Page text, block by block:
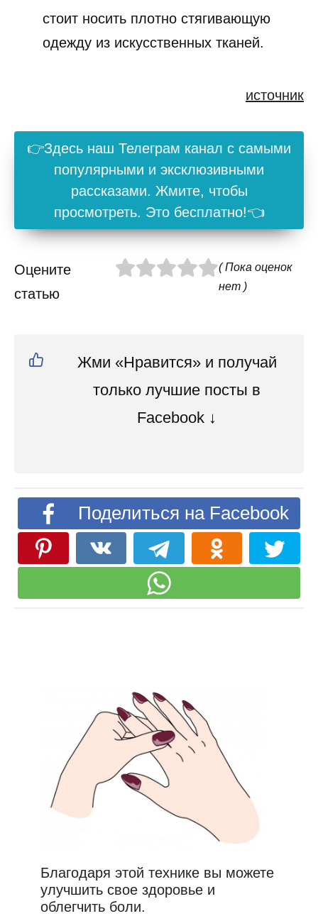
стоит носить плотно стягивающую
одежду из искусственных тканей.
источник
👉Здесь наш Телеграм канал с самыми
популярными и эксклюзивными
рассказами. Жмите, чтобы
просмотреть. Это бесплатно!👈
Оцените
статью
( Пока оценок
нет )
Жми «Нравится» и получай
только лучшие посты в
Facebook ↓
Поделиться на Facebook
Благодаря этой технике вы можете
улучшить свое здоровье и
облегчить боли.